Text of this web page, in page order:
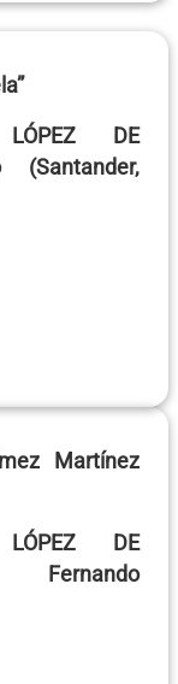
LÓPEZ DE
(Santander,
Martínez
LÓPEZ DE